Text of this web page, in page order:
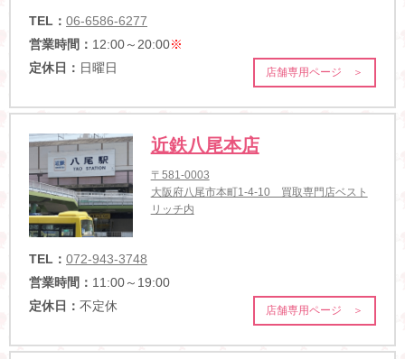
TEL： 06-6586-6277
営業時間： 12:00～20:00※
定休日： 日曜日 店舗専用ページ ＞
近鉄八尾本店
〒581-0003
大阪府八尾市本町1-4-10 買取専門店ベスト
リッチ内
TEL： 072-943-3748
営業時間： 11:00～19:00
定休日： 不定休 店舗専用ページ ＞